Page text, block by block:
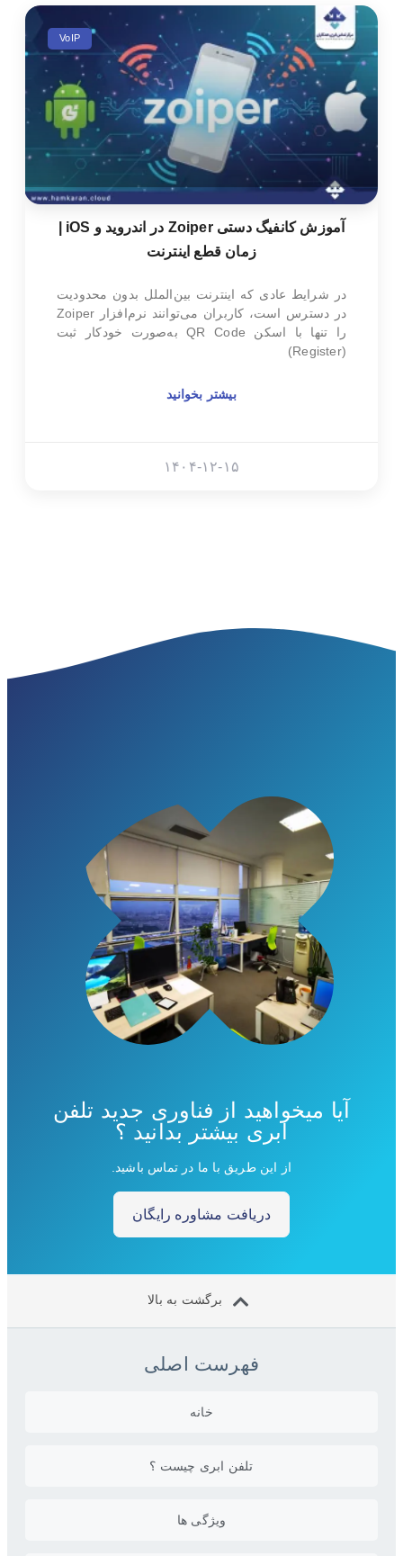
VoIP
آموزش کانفیگ دستی Zoiper در اندروید و iOS |
زمان قطع اینترنت
در شرایط عادی که اینترنت بین‌الملل بدون محدودیت
در دسترس است، کاربران می‌توانند نرم‌افزار Zoiper
را تنها با اسکن QR Code به‌صورت خودکار ثبت
بیشتر بخوانید
۱۴۰۴-۱۲-۱۵
آیا میخواهید از فناوری جدید تلفن
ابری بیشتر بدانید ؟
از این طریق با ما در تماس باشید.
دریافت مشاوره رایگان
برگشت به بالا
فهرست اصلی
خانه
تلفن ابری چیست ؟
ویژگی ها